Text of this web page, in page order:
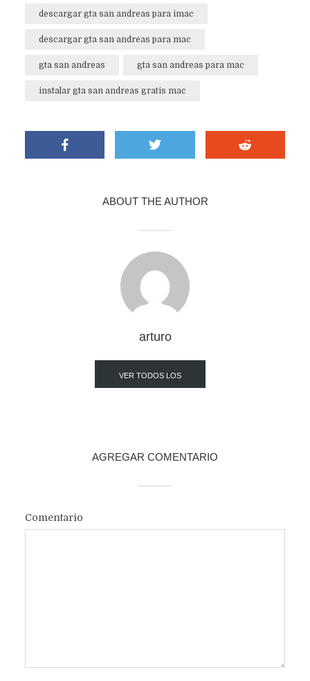
descargar gta san andreas para imac
descargar gta san andreas para mac
gta san andreas gta san andreas para mac
instalar gta san andreas gratis mac
ABOUT THE AUTHOR
arturo
VER TODOS LOS
AGREGAR COMENTARIO
Comentario